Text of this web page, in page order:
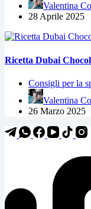
Valentina
28 Aprile 2025
Ricetta Dubai
Consigli per la
Valentina
26 Marzo 2025